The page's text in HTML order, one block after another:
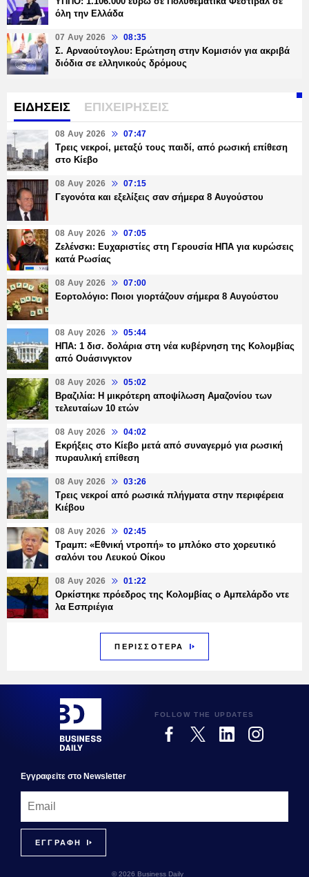
όλη την Ελλάδα
07 Αυγ 2026 08:35
Σ. Αρναούτογλου: Ερώτηση στην Κομισιόν για ακριβά
διόδια σε ελληνικούς δρόμους
ΕΙΔΗΣΕΙΣ ΕΠΙΧΕΙΡΗΣΕΙΣ
08 Αυγ 2026 07:47
Τρεις νεκροί, μεταξύ τους παιδί, από ρωσική επίθεση
στο Κίεβο
08 Αυγ 2026 07:15
Γεγονότα και εξελίξεις σαν σήμερα 8 Αυγούστου
08 Αυγ 2026 07:05
Ζελένσκι: Ευχαριστίες στη Γερουσία ΗΠΑ για κυρώσεις
κατά Ρωσίας
08 Αυγ 2026 07:00
Εορτολόγιο: Ποιοι γιορτάζουν σήμερα 8 Αυγούστου
08 Αυγ 2026 05:44
ΗΠΑ: 1 δισ. δολάρια στη νέα κυβέρνηση της Κολομβίας
από Ουάσινγκτον
08 Αυγ 2026 05:02
Βραζιλία: Η μικρότερη αποψίλωση Αμαζονίου των
τελευταίων 10 ετών
08 Αυγ 2026 04:02
Εκρήξεις στο Κίεβο μετά από συναγερμό για ρωσική
πυραυλική επίθεση
08 Αυγ 2026 03:26
Τρεις νεκροί από ρωσικά πλήγματα στην περιφέρεια
Κιέβου
08 Αυγ 2026 02:45
Τραμπ: «Εθνική ντροπή» το μπλόκο στο χορευτικό
σαλόνι του Λευκού Οίκου
08 Αυγ 2026 01:22
Ορκίστηκε πρόεδρος της Κολομβίας ο Αμπελάρδο ντε
λα Εσπριέγια
ΠΕΡΙΣΣΟΤΕΡΑ
FOLLOW THE UPDATES
Εγγραφεiτε στο Newsletter
© 2026 Business Daily